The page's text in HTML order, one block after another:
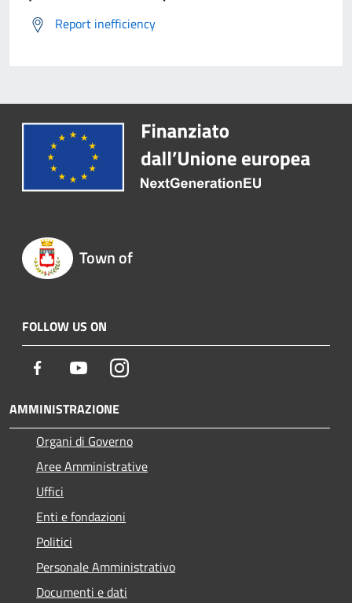
Report inefficiency
Town of
FOLLOW US ON
Facebook YoutubeInstagram
AMMINISTRAZIONE
Organi di Governo
Aree Amministrative
Uffici
Enti e fondazioni
Politici
Personale Amministrativo
Documenti e dati